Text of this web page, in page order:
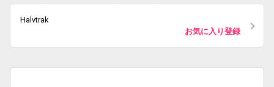
Halvtrak
お気に入り登録